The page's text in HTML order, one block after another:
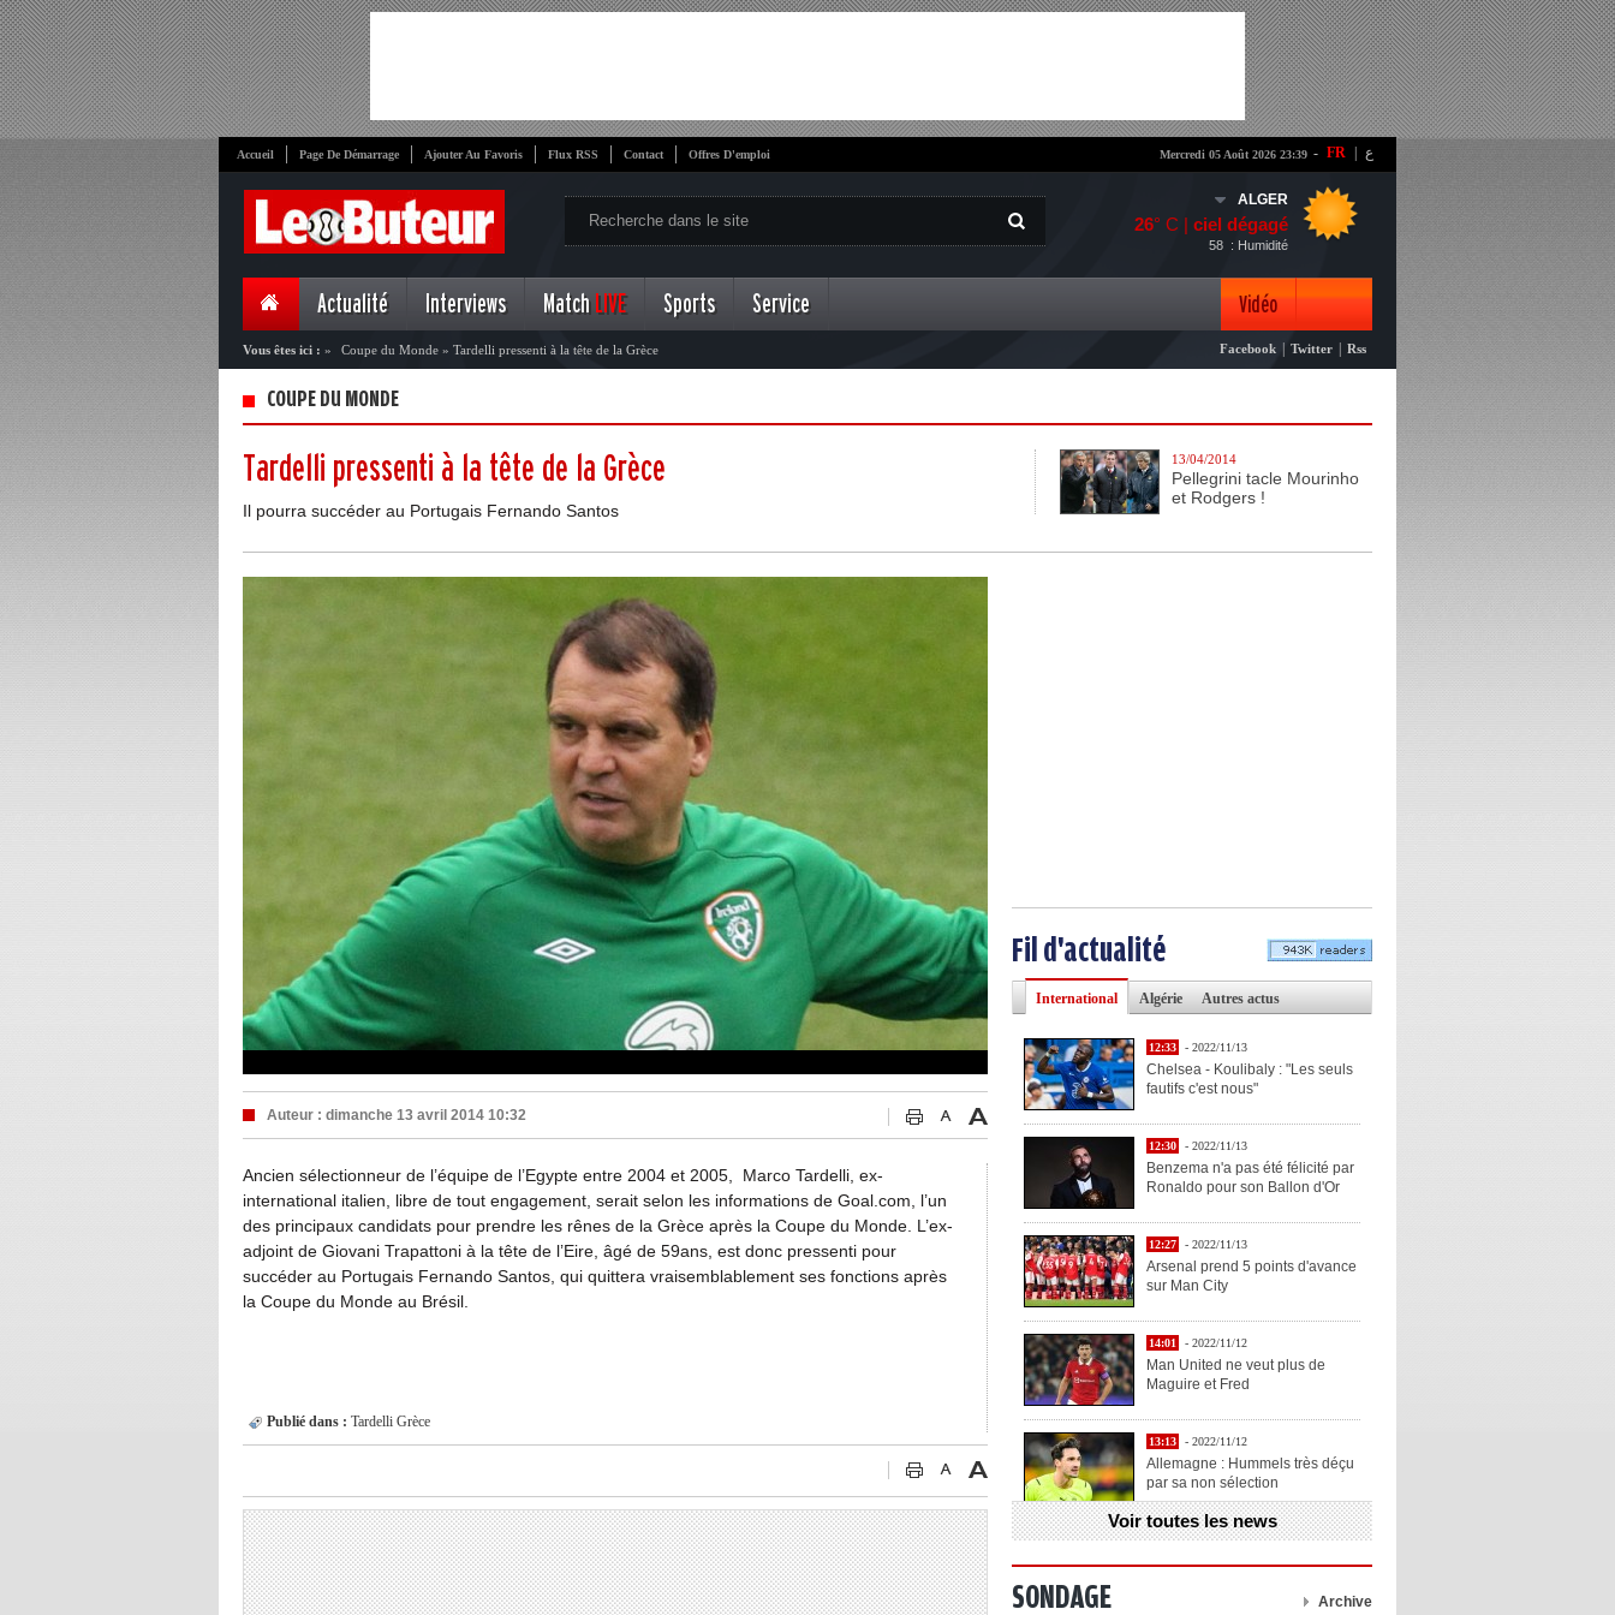
- FR ع Accueil Page De Démarrage Ajouter Au Favoris Flux RSS Contact Offres D'emploi Mercredi 05 Août 2026 23:39
ALGER
26° C | ciel dégagé
: Humidité
58
Actualité Interviews Match LIVE Sports Service Vidéo
Photo
Vous êtes ici : » Coupe du Monde » Tardelli pressenti à la tête de la Grèce Facebook Twitter Rss
COUPE DU MONDE
Tardelli pressenti à la tête de la Grèce
Il pourra succéder au Portugais Fernando Santos
13/04/2014
Pellegrini tacle Mourinho
et Rodgers !
Auteur : dimanche 13 avril 2014 10:32
Ancien sélectionneur de l’équipe de l’Egypte entre 2004 et 2005, Marco Tardelli, ex-
international italien, libre de tout engagement, serait selon les informations de Goal.com, l’un
des principaux candidats pour prendre les rênes de la Grèce après la Coupe du Monde. L’ex-
adjoint de Giovani Trapattoni à la tête de l’Eire, âgé de 59ans, est donc pressenti pour
succéder au Portugais Fernando Santos, qui quittera vraisemblablement ses fonctions après
la Coupe du Monde au Brésil.
Publié dans : Tardelli Grèce
Fil d'actualité
International Algérie Autres actus
12:33 - 2022/11/13
Chelsea - Koulibaly : "Les seuls
fautifs c'est nous"
12:30 - 2022/11/13
Benzema n'a pas été félicité par
Ronaldo pour son Ballon d'Or
12:27 - 2022/11/13
Arsenal prend 5 points d'avance
sur Man City
14:01 - 2022/11/12
Man United ne veut plus de
Maguire et Fred
13:13 - 2022/11/12
Allemagne : Hummels très déçu
par sa non sélection
13:11 - 2022/11/12
Henry explique la chose qu'il
Voir toutes les news
SONDAGE Archive